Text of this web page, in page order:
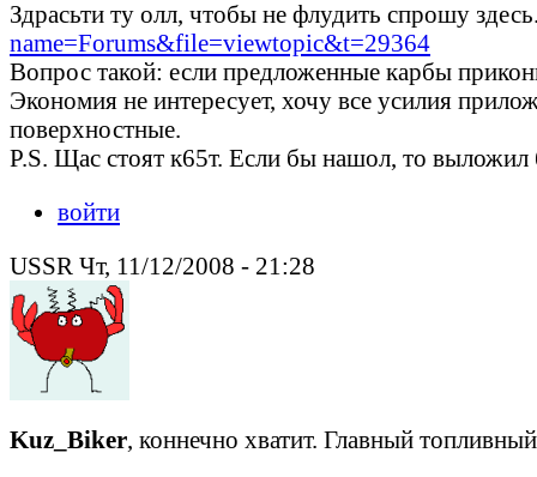
Здрасьти ту олл, чтобы не флудить спрошу
name=Forums&file=viewtopic&t=29364
Вопрос такой: если предложенные карбы
Экономия не интересует, хочу все усилия
поверхностные.
P.S. Щас стоят к65т. Если бы нашол, то
войти
USSR Чт, 11/12/2008 - 21:28
Kuz_Biker, коннечно хватит. Главный